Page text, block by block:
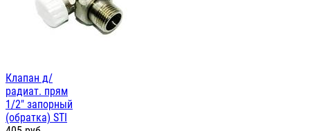
Клапан д/
радиат. прям
1/2" запорный
(обратка) STI